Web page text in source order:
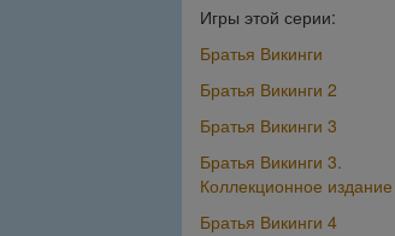
Игры этой серии:
Братья Викинги
Братья Викинги 2
Братья Викинги 3
Братья Викинги 3.
Коллекционное издание
Братья Викинги 4